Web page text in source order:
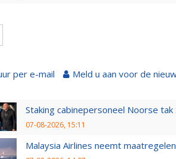
per e-mail Meld u aan voor de
Staking cabinepersoneel Noorse
07-08-2026, 15:11
Malaysia Airlines neemt